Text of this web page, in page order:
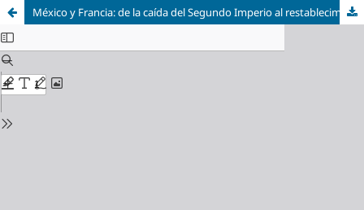
México y Francia: de la caída del Segundo Imperio al restablecimiento de las relaciones diplomáticas y económicas (1867-1886)